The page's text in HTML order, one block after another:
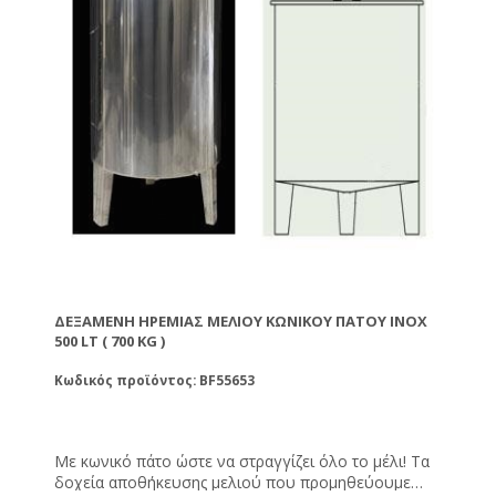
πλύσιμο ή καθαρισμό τους θα πρέπει να μη
χρησιμοποιείται χλώριο ή οξύ γιατί θα θαμπώσουν
την επιφάνειά του. Για να καθαρίσετε τα δοχεία
μπορείτε να χρησιμοποιήσετε σαπούνι και ζεστό
νερό. Οι μούφες των δοχείων είναι διαμέτρου 1 ½''
και 2''. Με καπάκι και πλαστικό χερούλι.
ΔΕΞΑΜΕΝΉ ΗΡΕΜΊΑΣ ΜΕΛΙΟΎ ΚΩΝΙΚΟΎ ΠΆΤΟΥ INOX
500 LT ( 700 KG )
Κωδικός προϊόντος: BF55653
Με κωνικό πάτο ώστε να στραγγίζει όλο το μέλι! Τα
δοχεία αποθήκευσης μελιού που προμηθεύουμε